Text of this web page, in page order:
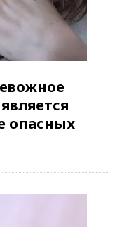
опасных